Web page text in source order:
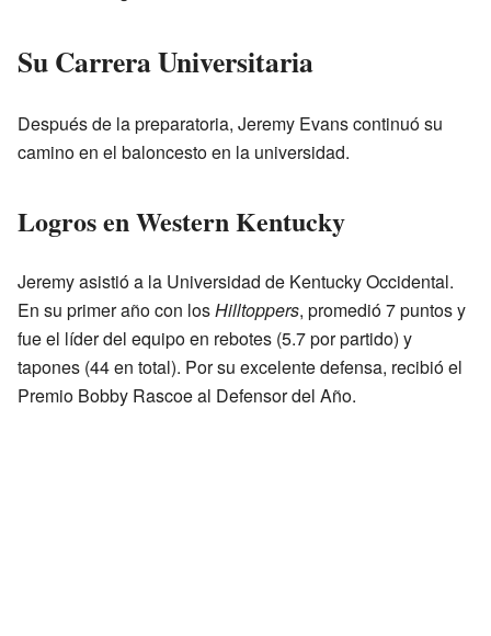
Su Carrera Universitaria
Después de la preparatoria, Jeremy Evans continuó su
camino en el baloncesto en la universidad.
Logros en Western Kentucky
Jeremy asistió a la Universidad de Kentucky Occidental.
En su primer año con losHilltoppers, promedió 7 puntos y
fue el líder del equipo en rebotes (5.7 por partido) y
tapones (44 en total). Por su excelente defensa, recibió el
Premio Bobby Rascoe al Defensor del Año.